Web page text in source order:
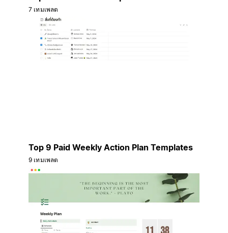
7 เทมเพลต
Top 9 Paid Weekly Action Plan Templates
9 เทมเพลต